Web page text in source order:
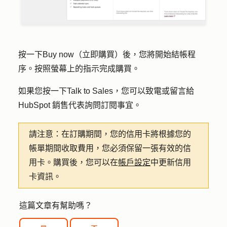
按一下Buy now（立即購買） 後，您將開始結帳程
序。按照螢幕上的指示完成購買。
如果您按一下Talk to Sales ，您可以致電或留言給
HubSpot 銷售代表詢問訂閱事宜。
請注意： 在訂購期間，您的信用卡將根據您的
帳單期間收取費用，您必須保留一張有效的信
用卡。購買後，您可以在帳戶設定中更新信用
卡資訊。
這篇文章有幫助嗎？